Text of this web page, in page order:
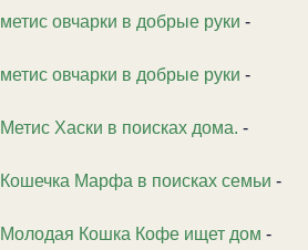
метис овчарки в добрые руки -
метис овчарки в добрые руки -
Метис Хаски в поисках дома. -
Кошечка Марфа в поисках семьи -
Молодая Кошка Кофе ищет дом -